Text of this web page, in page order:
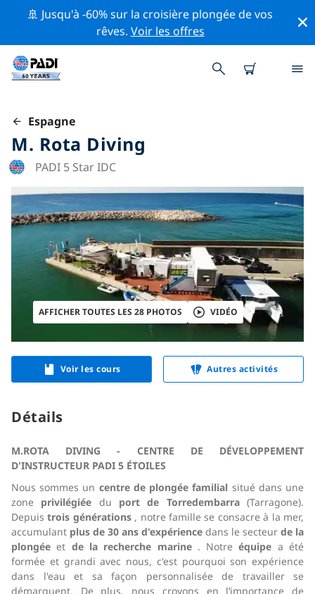
🚢 Jusqu'à -60% sur la croisière plongée de vos
rêves. Voir les offres
Espagne
M. Rota Diving
PADI 5 Star IDC
AFFICHER TOUTES LES 28 PHOTOS VIDÉO
Voir les cours Autres activités
Détails
M.ROTA DIVING - CENTRE DE DÉVELOPPEMENT
D'INSTRUCTEUR PADI 5 ÉTOILES
Nous sommes un centre de plongée familial situé dans une
zone privilégiée du port de Torredembarra(Tarragone).
Depuistrois générations, notre famille se consacre à la mer,
accumulant plus de 30 ans d'expérience dans le secteur de la
plongée et de la recherche marine. Notreéquipe a été
formée et grandi avec nous, c'est pourquoi son expérience
dans l'eau et sa façon personnalisée de travailler se
démarquent. De plus, nous croyons en l’importance de